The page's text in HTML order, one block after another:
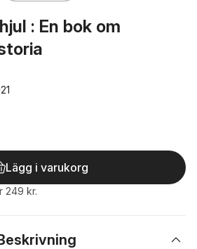
: En bok om
antal röster:
Lägg i varukorg
249 kr.